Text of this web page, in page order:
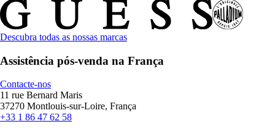
Descubra todas as nossas marcas
Assistência pós-venda na França
Contacte-nos
11 rue Bernard Maris
37270 Montlouis-sur-Loire, França
+33 1 86 47 62 58